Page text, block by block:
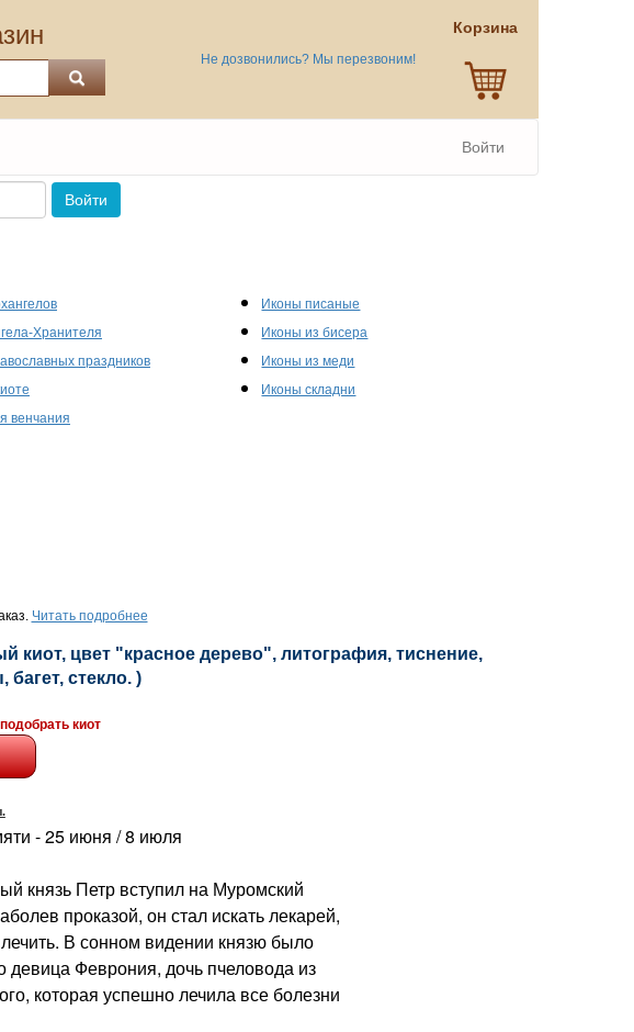
Не дозвонились? Мы перезвоним!
Корзина
Войти
Войти
Хранителя
праздников
венчания
Иконы писаные
Иконы из бисера
Иконы из меди
Иконы складни
Читать подробнее
киот, цвет "красное дерево", литография, тиснение,
багет, стекло. )
киот
- 25 июня / 8 июля
князь Петр вступил на Муромский
проказой, он стал искать лекарей,
В сонном видении князю было
девица Феврония, дочь пчеловода из
которая успешно лечила все болезни